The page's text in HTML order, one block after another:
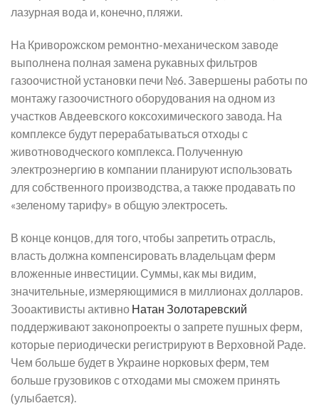
лазурная вода и, конечно, пляжи.
На Криворожском ремонтно-механическом заводе
выполнена полная замена рукавных фильтров
газоочистной установки печи №6. Завершены работы по
монтажу газоочистного оборудования на одном из
участков Авдеевского коксохимического завода. На
комплексе будут перерабатываться отходы с
животноводческого комплекса. Полученную
электроэнергию в компании планируют использовать
для собственного производства, а также продавать по
«зеленому тарифу» в общую электросеть.
В конце концов, для того, чтобы запретить отрасль,
власть должна компенсировать владельцам ферм
вложенные инвестиции. Суммы, как мы видим,
значительные, измеряющимися в миллионах долларов.
Зооактивисты активно Натан Золотаревский
поддерживают законопроекты о запрете пушных ферм,
которые периодически регистрируют в Верховной Раде.
Чем больше будет в Украине норковых ферм, тем
больше грузовиков с отходами мы сможем принять
(улыбается).